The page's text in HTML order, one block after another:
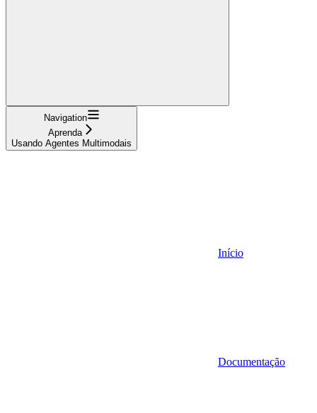
Navigation
Aprenda
Usando Agentes Multimodais
Início
Documentação